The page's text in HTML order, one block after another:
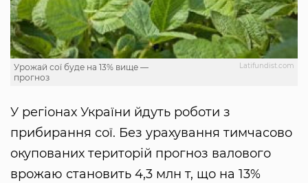
Latifundist.com
Урожай сої буде на 13% вище —
прогноз
У регіонах України йдуть роботи з
прибирання сої. Без урахування тимчасово
окупованих територій прогноз валового
врожаю становить 4,3 млн т, що на 13%